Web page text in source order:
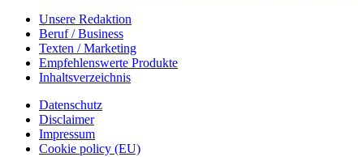
Unsere Redaktion
Beruf / Business
Texten / Marketing
Empfehlenswerte Produkte
Inhaltsverzeichnis
Datenschutz
Disclaimer
Impressum
Cookie policy (EU)